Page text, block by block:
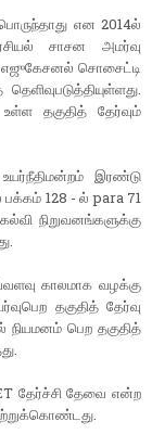
என 2014ல்
சாசன அமர்வு
எஜுகேசனல் சொசைட்டி
தகுதித் தேர்வும்
இரண்டு
பக்கம் 128 - ல் para 71
நிறுவனங்களுக்கு
காலமாக வழக்கு
தகுதித் தேர்வு
பெற தகுதித்
தேர்ச்சி தேவை என்ற